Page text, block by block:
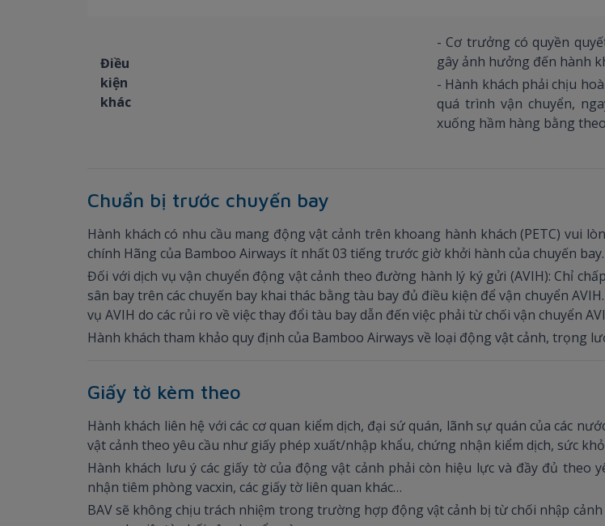
Điều
kiện
khác
- Cơ trưởng có quyền
gây ảnh hưởng đến hành
- Hành khách phải chịu
quá trình vận chuyển,
xuống hầm hàng bằng
Chuẩn bị trước chuyến bay
Hành khách có nhu cầu mang động vật cảnh trên khoang hành khách (PETC) vui
chính Hãng của Bamboo Airways ít nhất 03 tiếng trước giờ khởi hành của chuyến bay.
Đối với dịch vụ vận chuyển động vật cảnh theo đường hành lý ký gửi (AVIH): Chỉ
sân bay trên các chuyến bay khai thác bằng tàu bay đủ điều kiện để vận chuyển
vụ AVIH do các rủi ro về việc thay đổi tàu bay dẫn đến việc phải từ chối vận chuyển
Hành khách tham khảo quy định của Bamboo Airways về loại động vật cảnh, trọng
Giấy tờ kèm theo
Hành khách liên hệ với các cơ quan kiểm dịch, đại sứ quán, lãnh sự quán của các
vật cảnh theo yêu cầu như giấy phép xuất/nhập khẩu, chứng nhận kiểm dịch, sức
Hành khách lưu ý các giấy tờ của động vật cảnh phải còn hiệu lực và đầy đủ
nhận tiêm phòng vacxin, các giấy tờ liên quan khác…
BAV sẽ không chịu trách nhiệm trong trường hợp động vật cảnh bị từ chối nhập